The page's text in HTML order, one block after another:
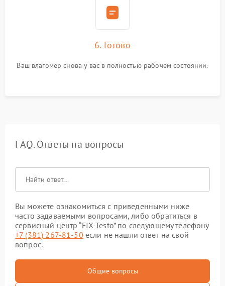
6. Готово
Ваш влагомер снова у вас в полностью рабочем состоянии.
FAQ. Ответы на вопросы
Вы можете ознакомиться с приведенными ниже
часто задаваемыми вопросами, либо обратиться в
сервисный центр “FIX-Testo” по следующему телефону
+7 (381) 267-81-50 если не нашли ответ на свой
вопрос.
Общие вопросы